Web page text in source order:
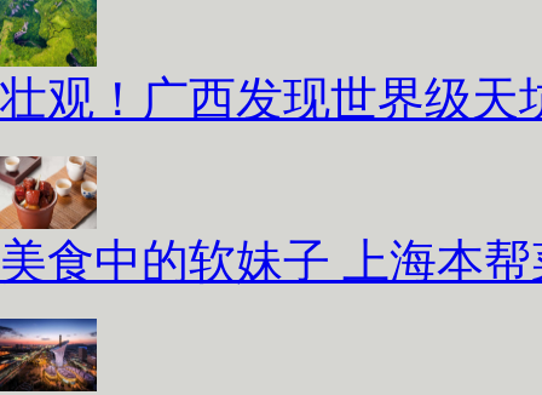
壮观！广西发现世界级天
美食中的软妹子 上海本